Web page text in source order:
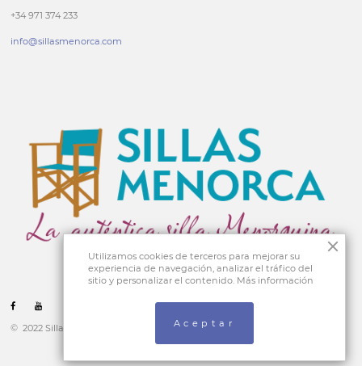
© 2022 Sillas Menorca
+34 971 374 233
info@sillasmenorca.com
Utilizamos cookies de terceros para mejorar su
experiencia de navegación, analizar el tráfico del
sitio y personalizar el contenido. Más información
Aceptar